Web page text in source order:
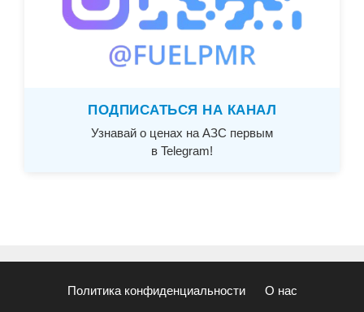
ПОДПИСАТЬСЯ НА КАНАЛ
Узнавай о ценах на АЗС первым
в Telegram!
Политика конфиденциальности О нас